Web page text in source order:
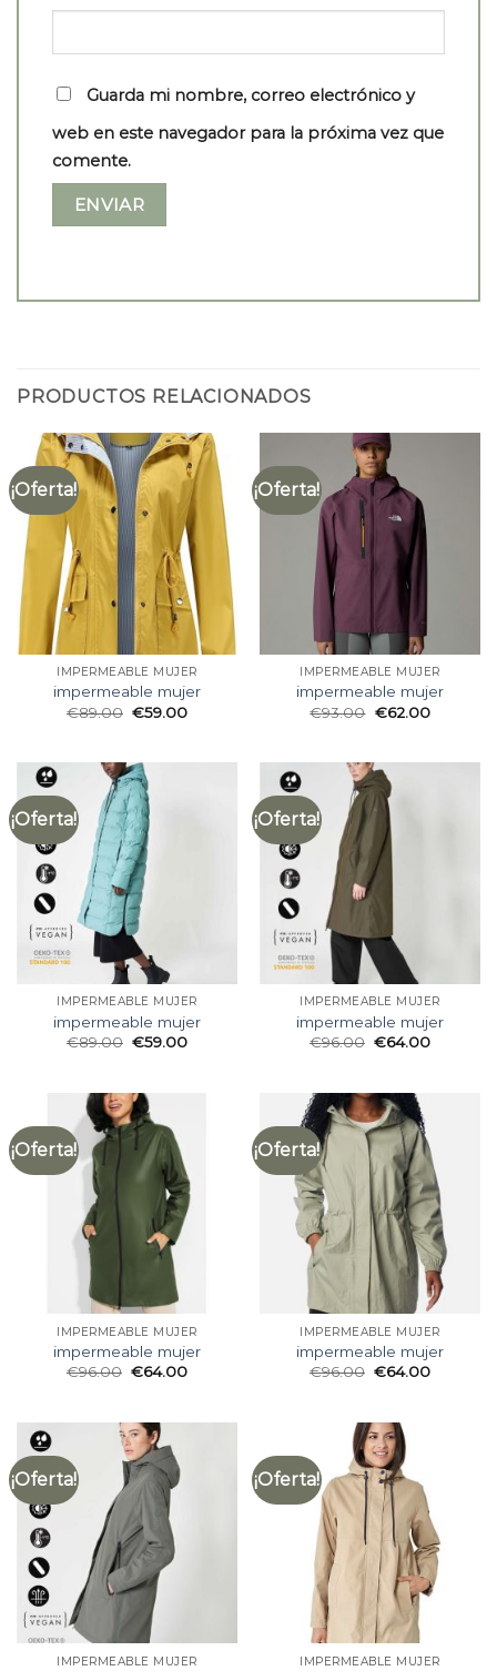
Guarda mi nombre, correo electrónico y
web en este navegador para la próxima vez que
comente.
PRODUCTOS RELACIONADOS
¡Oferta!
IMPERMEABLE MUJER
impermeable mujer
€89.00 €59.00
¡Oferta!
IMPERMEABLE MUJER
impermeable mujer
€93.00 €62.00
¡Oferta!
IMPERMEABLE MUJER
impermeable mujer
€89.00 €59.00
¡Oferta!
IMPERMEABLE MUJER
impermeable mujer
€96.00 €64.00
¡Oferta!
IMPERMEABLE MUJER
impermeable mujer
€96.00 €64.00
¡Oferta!
IMPERMEABLE MUJER
impermeable mujer
€96.00 €64.00
¡Oferta!
IMPERMEABLE MUJER
¡Oferta!
IMPERMEABLE MUJER